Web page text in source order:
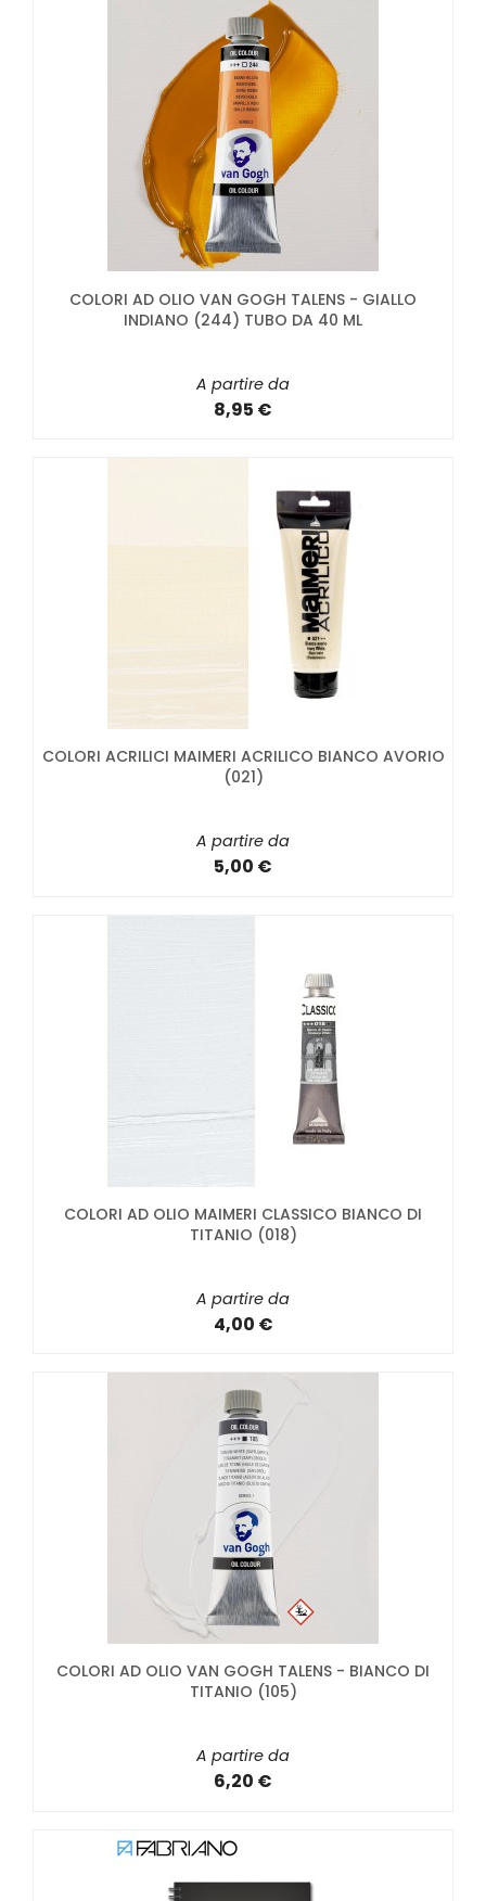
COLORI AD OLIO VAN GOGH TALENS - GIALLO
INDIANO (244) TUBO DA 40 ML
A partire da
8,95 €
COLORI ACRILICI MAIMERI ACRILICO BIANCO AVORIO
(021)
A partire da
5,00 €
COLORI AD OLIO MAIMERI CLASSICO BIANCO DI
TITANIO (018)
A partire da
4,00 €
COLORI AD OLIO VAN GOGH TALENS - BIANCO DI
TITANIO (105)
A partire da
6,20 €